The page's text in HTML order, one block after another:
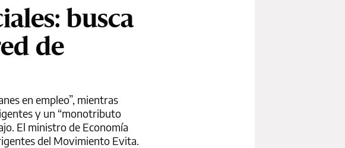
busca
de
en empleo”, mientras
y un “monotributo
El ministro de Economía
del Movimiento Evita.